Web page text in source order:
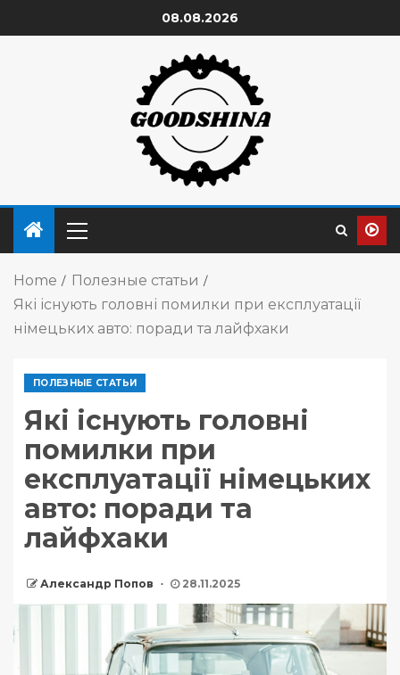
08.08.2026
Home
Полезные статьи
Які існують головні помилки при експлуатації
німецьких авто: поради та лайфхаки
ПОЛЕЗНЫЕ СТАТЬИ
Які існують головні
помилки при
експлуатації німецьких
авто: поради та
лайфхаки
Александр Попов 28.11.2025